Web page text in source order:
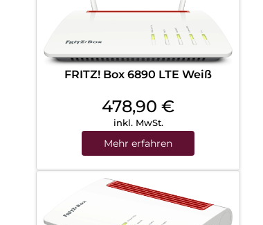
FRITZ! Box 6890 LTE Weiß
478,90 €
inkl. MwSt.
Mehr erfahren